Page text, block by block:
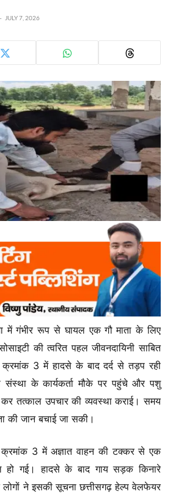
JULY 7, 2026
में गंभीर रूप से घायल एक गौ माता के लिए
की त्वरित पहल जीवनदायिनी साबित
क्रमांक 3 में हादसे के बाद दर्द से तड़प रही
संस्था के कार्यकर्ता मौके पर पहुंचे और पशु
कर तत्काल उपचार की व्यवस्था कराई। समय
की जान बचाई जा सकी।
क्रमांक 3 में अज्ञात वाहन की टक्कर से एक
हो गई। हादसे के बाद गाय सड़क किनारे
ने इसकी सूचना छत्तीसगढ़ हेल्प वेलफेयर